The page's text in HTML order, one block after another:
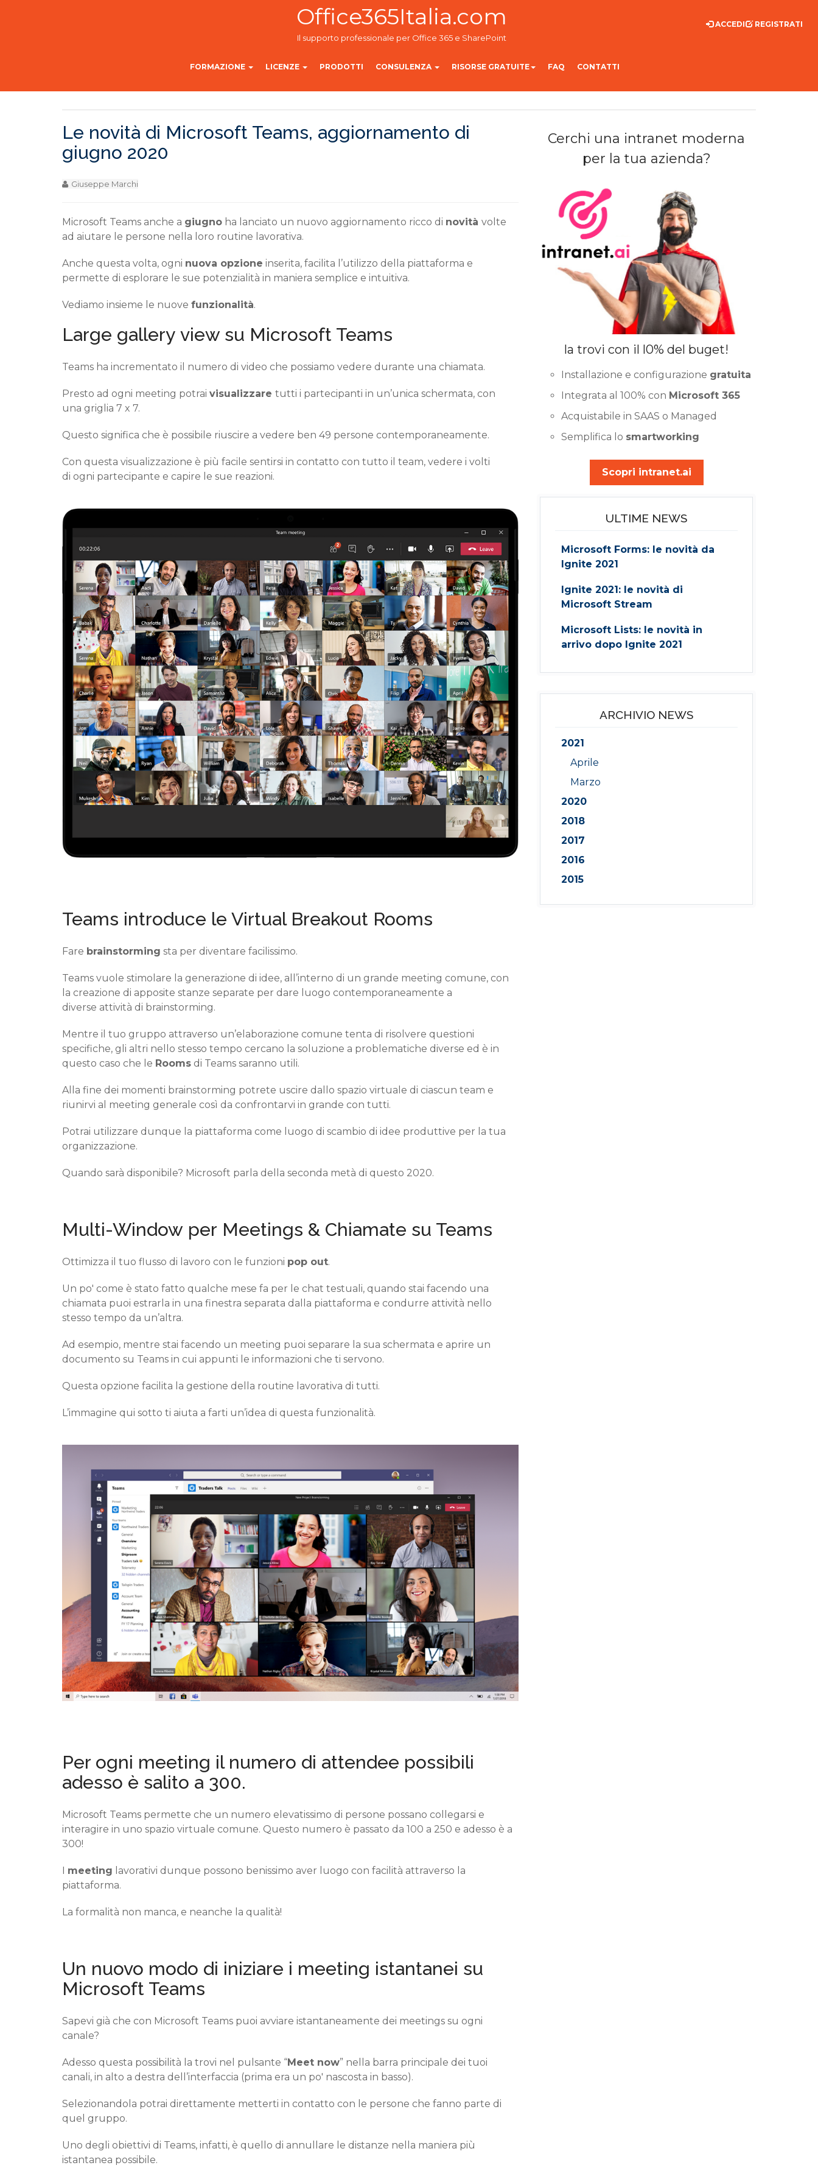
Office365Italia.com
Il supporto professionale per Office 365 e SharePoint
FORMAZIONE LICENZE PRODOTTI CONSULENZA RISORSE GRATUITE FAQ CONTATTI
REGISTRATI
ACCEDI
Le novità di Microsoft Teams, aggiornamento di
giugno 2020
Giuseppe Marchi
Microsoft Teams anche a giugno ha lanciato un nuovo aggiornamento ricco di novità volte
ad aiutare le persone nella loro routine lavorativa.
Anche questa volta, ogni nuova opzione inserita, facilita l’utilizzo della piattaforma e
permette di esplorare le sue potenzialità in maniera semplice e intuitiva.
Vediamo insieme le nuove funzionalità.
Large gallery view su Microsoft Teams
Teams ha incrementato il numero di video che possiamo vedere durante una chiamata.
Presto ad ogni meeting potrai visualizzare tutti i partecipanti in un’unica schermata, con
una griglia 7 x 7.
Questo significa che è possibile riuscire a vedere ben 49 persone contemporaneamente.
Con questa visualizzazione è più facile sentirsi in contatto con tutto il team, vedere i volti
di ogni partecipante e capire le sue reazioni.
Teams introduce le Virtual Breakout Rooms
Fare brainstorming sta per diventare facilissimo.
Teams vuole stimolare la generazione di idee, all’interno di un grande meeting comune, con
la creazione di apposite stanze separate per dare luogo contemporaneamente a
diverse attività di brainstorming.
Mentre il tuo gruppo attraverso un’elaborazione comune tenta di risolvere questioni
specifiche, gli altri nello stesso tempo cercano la soluzione a problematiche diverse ed è in
questo caso che le Rooms di Teams saranno utili.
Alla fine dei momenti brainstorming potrete uscire dallo spazio virtuale di ciascun team e
riunirvi al meeting generale così da confrontarvi in grande con tutti.
Potrai utilizzare dunque la piattaforma come luogo di scambio di idee produttive per la tua
organizzazione.
Quando sarà disponibile? Microsoft parla della seconda metà di questo 2020.
Multi-Window per Meetings & Chiamate su Teams
Ottimizza il tuo flusso di lavoro con le funzioni pop out.
Un po' come è stato fatto qualche mese fa per le chat testuali, quando stai facendo una
chiamata puoi estrarla in una finestra separata dalla piattaforma e condurre attività nello
stesso tempo da un’altra.
Ad esempio, mentre stai facendo un meeting puoi separare la sua schermata e aprire un
documento su Teams in cui appunti le informazioni che ti servono.
Questa opzione facilita la gestione della routine lavorativa di tutti.
L’immagine qui sotto ti aiuta a farti un’idea di questa funzionalità.
Per ogni meeting il numero di attendee possibili
adesso è salito a 300.
Microsoft Teams permette che un numero elevatissimo di persone possano collegarsi e
interagire in uno spazio virtuale comune. Questo numero è passato da 100 a 250 e adesso è a
300!
meeting lavorativi dunque possono benissimo aver luogo con facilità attraverso la
piattaforma.
La formalità non manca, e neanche la qualità!
Un nuovo modo di iniziare i meeting istantanei su
Microsoft Teams
Sapevi già che con Microsoft Teams puoi avviare istantaneamente dei meetings su ogni
canale?
Adesso questa possibilità la trovi nel pulsante “Meet now” nella barra principale dei tuoi
canali, in alto a destra dell’interfaccia (prima era un po' nascosta in basso).
Selezionandola potrai direttamente metterti in contatto con le persone che fanno parte di
quel gruppo.
Uno degli obiettivi di Teams, infatti, è quello di annullare le distanze nella maniera più
istantanea possibile.
Cerchi una intranet moderna
per la tua azienda?
la trovi con il l0% del buget!
Installazione e configurazione gratuita
Integrata al 100% con Microsoft 365
Acquistabile in SAAS o Managed
Semplifica lo smartworking
Scopri intranet.ai
ULTIME NEWS
Microsoft Forms: le novità da
Ignite 2021
Ignite 2021: le novità di
Microsoft Stream
Microsoft Lists: le novità in
arrivo dopo Ignite 2021
ARCHIVIO NEWS
2021
Aprile
Marzo
2020
2018
2017
2016
2015